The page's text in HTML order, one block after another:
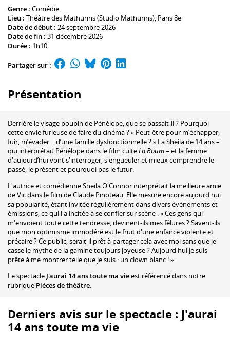
Genre : Comédie
Lieu : Théâtre des Mathurins (Studio Mathurins), Paris 8e
Date de début : 24 septembre 2026
Date de fin : 31 décembre 2026
Durée : 1h10
Partager sur :
Présentation
Derrière le visage poupin de Pénélope, que se passait-il ? Pourquoi
cette envie furieuse de faire du cinéma ? « Peut-être pour m’échapper,
fuir, m’évader… d’une famille dysfonctionnelle ? » La Sheila de 14 ans –
qui interprétait Pénélope dans le film culteLa Boum– et la femme
d'aujourd’hui vont s'interroger, s'engueuler et mieux comprendre le
passé, le présent et pourquoi pas le futur.
L'autrice et comédienne Sheila O'Connor interprétait la meilleure amie
de Vic dans le film de Claude Pinoteau. Elle mesure encore aujourd'hui
sa popularité, étant invitée régulièrement dans divers événements et
émissions, ce qui l'a incitée à se confier sur scène : « Ces gens qui
m'envoient toute cette tendresse, devinent-ils mes fêlures ? Savent-ils
que mon optimisme immodéré est le fruit d'une enfance violente et
précaire ? Ce public, serait-il prêt à partager cela avec moi sans que je
casse le mythe de la gamine toujours joyeuse ? Aujourd'hui je suis
prête à me montrer telle que je suis : un clown blanc ! »
Le spectacle J'aurai 14 ans toute ma vieest référencé dans notre
rubrique Pièces de théâtre.
Derniers avis sur le spectacle : J'aurai
14 ans toute ma vie